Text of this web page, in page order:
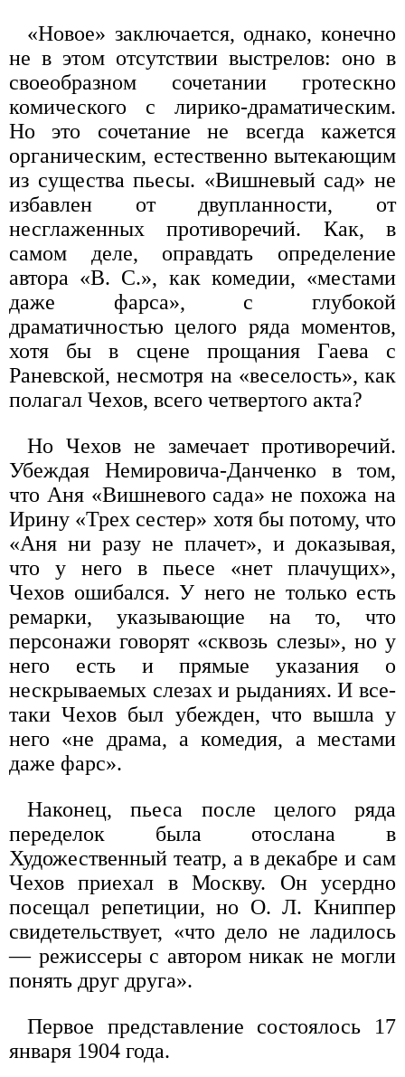
«Новое» заключается, однако, конечно
не в этом отсутствии выстрелов: оно в
своеобразном сочетании гротескно
комического с лирико-драматическим.
Но это сочетание не всегда кажется
органическим, естественно вытекающим
из существа пьесы. «Вишневый сад» не
избавлен от двупланности, от
несглаженных противоречий. Как, в
самом деле, оправдать определение
автора «В. С.», как комедии, «местами
даже фарса», с глубокой
драматичностью целого ряда моментов,
хотя бы в сцене прощания Гаева с
Раневской, несмотря на «веселость», как
полагал Чехов, всего четвертого акта?
Но Чехов не замечает противоречий.
Убеждая Немировича-Данченко в том,
что Аня «Вишневого сада» не похожа на
Ирину «Трех сестер» хотя бы потому, что
«Аня ни разу не плачет», и доказывая,
что у него в пьесе «нет плачущих»,
Чехов ошибался. У него не только есть
ремарки, указывающие на то, что
персонажи говорят «сквозь слезы», но у
него есть и прямые указания о
нескрываемых слезах и рыданиях. И все-
таки Чехов был убежден, что вышла у
него «не драма, а комедия, а местами
даже фарс».
Наконец, пьеса после целого ряда
переделок была отослана в
Художественный театр, а в декабре и сам
Чехов приехал в Москву. Он усердно
посещал репетиции, но О. Л. Книппер
свидетельствует, «что дело не ладилось
— режиссеры с автором никак не могли
понять друг друга».
Первое представление состоялось 17
января 1904 года.